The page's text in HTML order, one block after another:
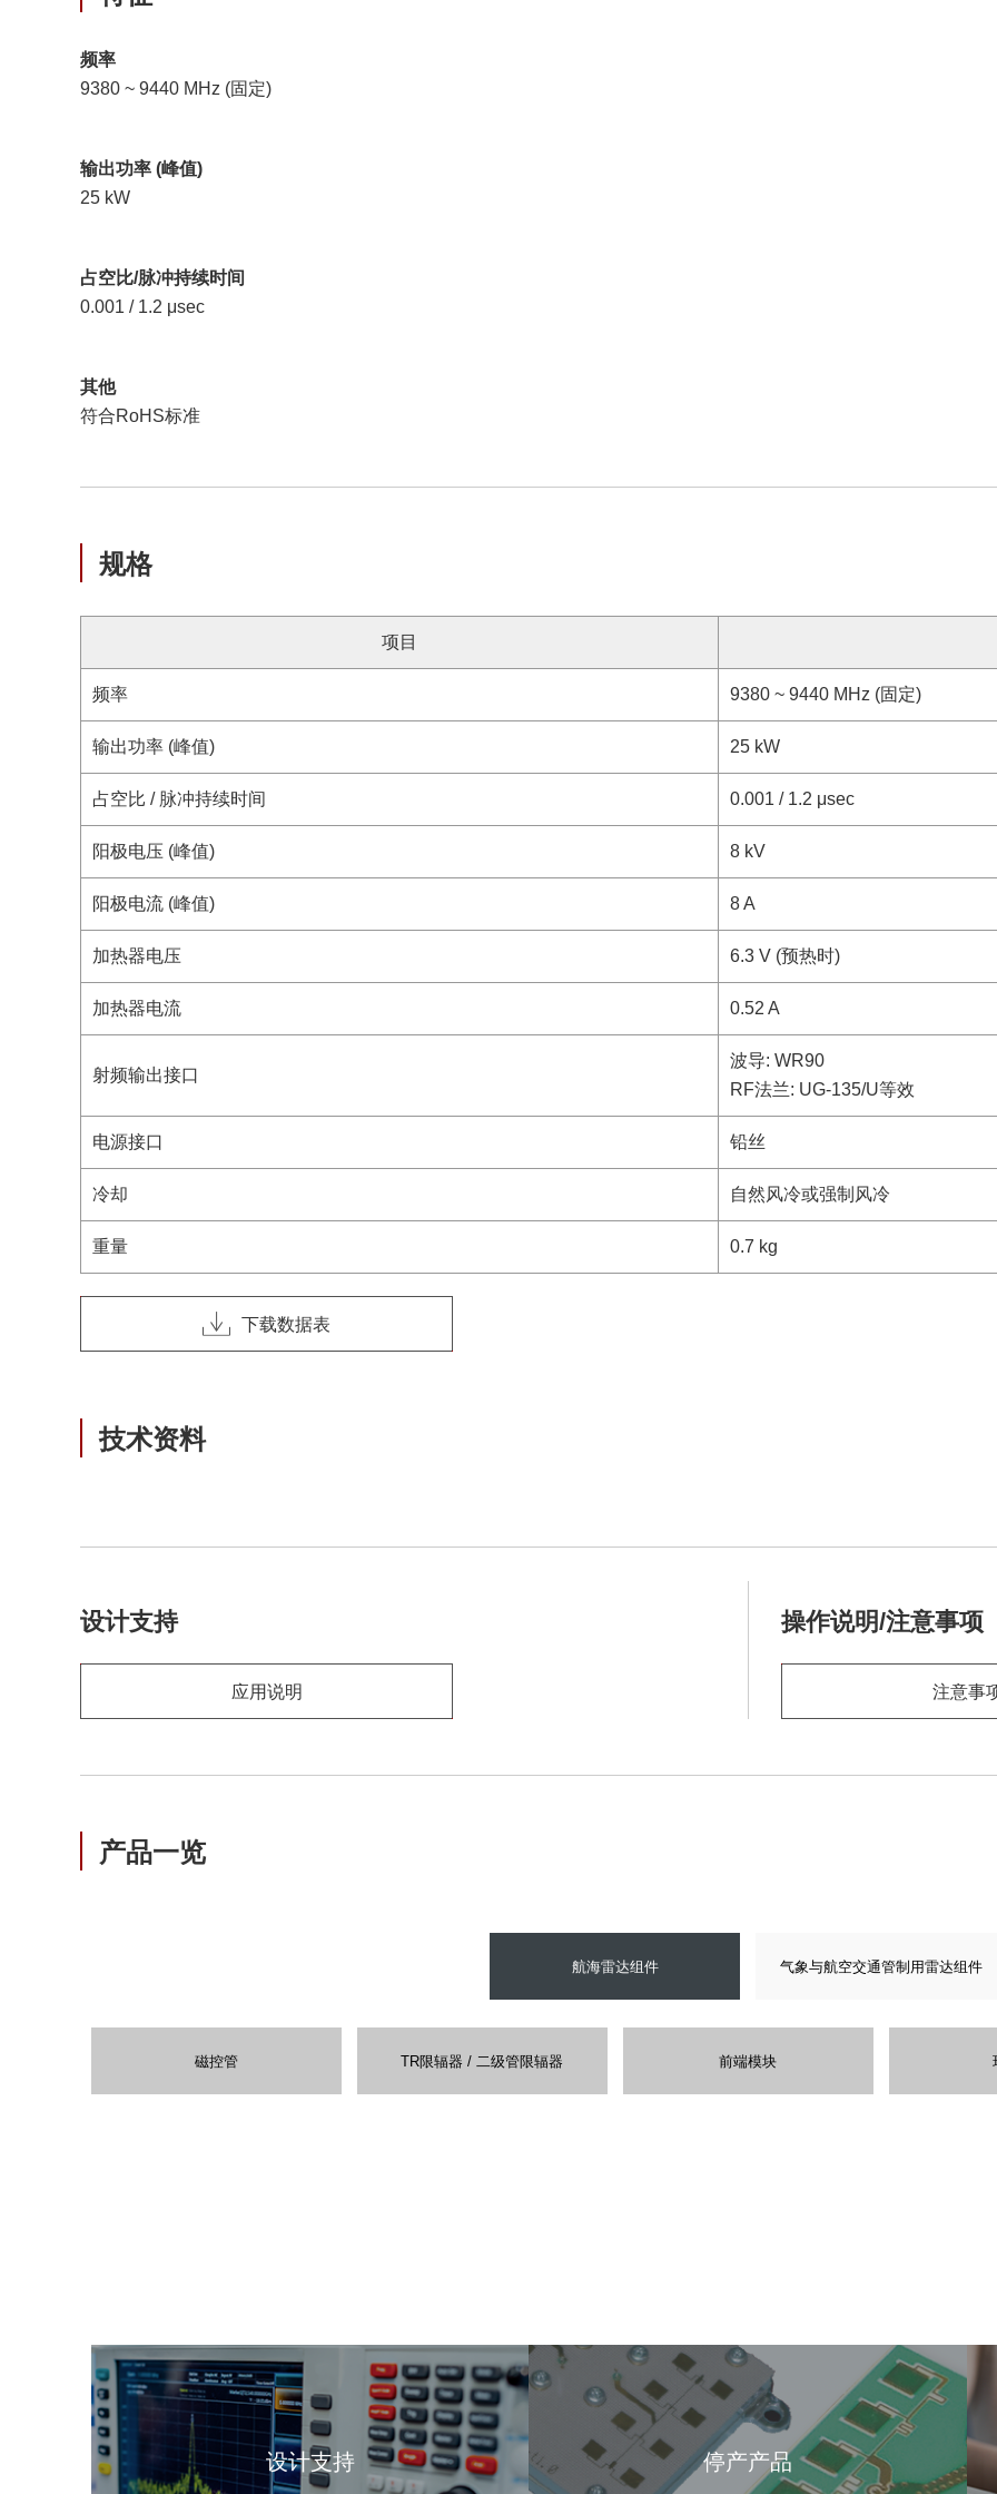
频率
9380 ~ 9440 MHz (固定)
输出功率 (峰值)
25 kW
占空比/脉冲持续时间
0.001 / 1.2 μsec
其他
符合RoHS标准
规格
项目
频率 9380 ~ 9440 MHz (固定)
输出功率 (峰值) 25 kW
占空比 / 脉冲持续时间 0.001 / 1.2 μsec
阳极电压 (峰值) 8 kV
阳极电流 (峰值) 8 A
加热器电压 6.3 V (预热时)
加热器电流 0.52 A
射频输出接口
波导: WR90
RF法兰: UG-135/U等效
电源接口 铅丝
冷却 自然风冷或强制风冷
重量 0.7 kg
下载数据表
技术资料
设计支持
应用说明
操作说明/注意事项
注意事
产品一览
航海雷达组件 气象与航空交通管制用雷达组件
磁控管 TR限辐器 / 二级管限辐器 前端模块
设计支持 停产产品